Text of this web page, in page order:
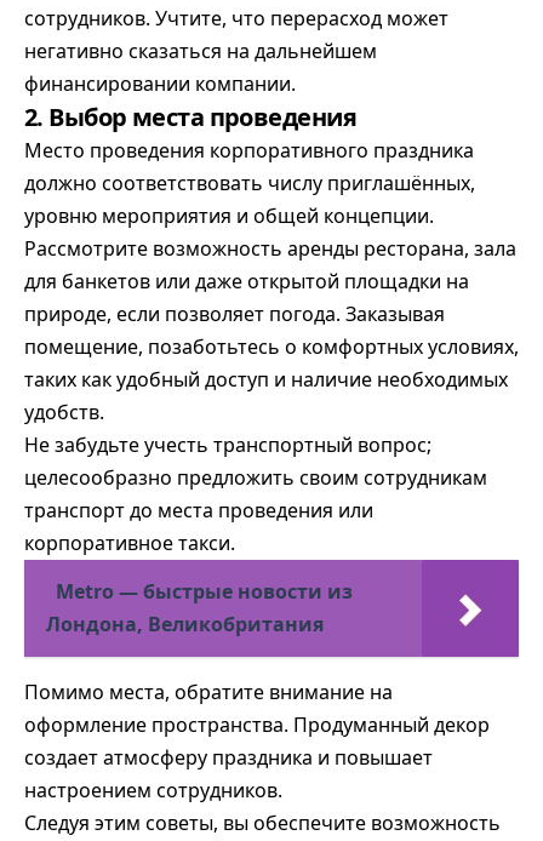
сотрудников. Учтите, что перерасход может
негативно сказаться на дальнейшем
финансировании компании.
2. Выбор места проведения
Место проведения корпоративного праздника
должно соответствовать числу приглашённых,
уровню мероприятия и общей концепции.
Рассмотрите возможность аренды ресторана, зала
для банкетов или даже открытой площадки на
природе, если позволяет погода. Заказывая
помещение, позаботьтесь о комфортных условиях,
таких как удобный доступ и наличие необходимых
удобств.
Не забудьте учесть транспортный вопрос;
целесообразно предложить своим сотрудникам
транспорт до места проведения или
корпоративное такси.
Metro — быстрые новости из
Лондона, Великобритания
Помимо места, обратите внимание на
оформление пространства. Продуманный декор
создает атмосферу праздника и повышает
настроением сотрудников.
Следуя этим советы, вы обеспечите возможность